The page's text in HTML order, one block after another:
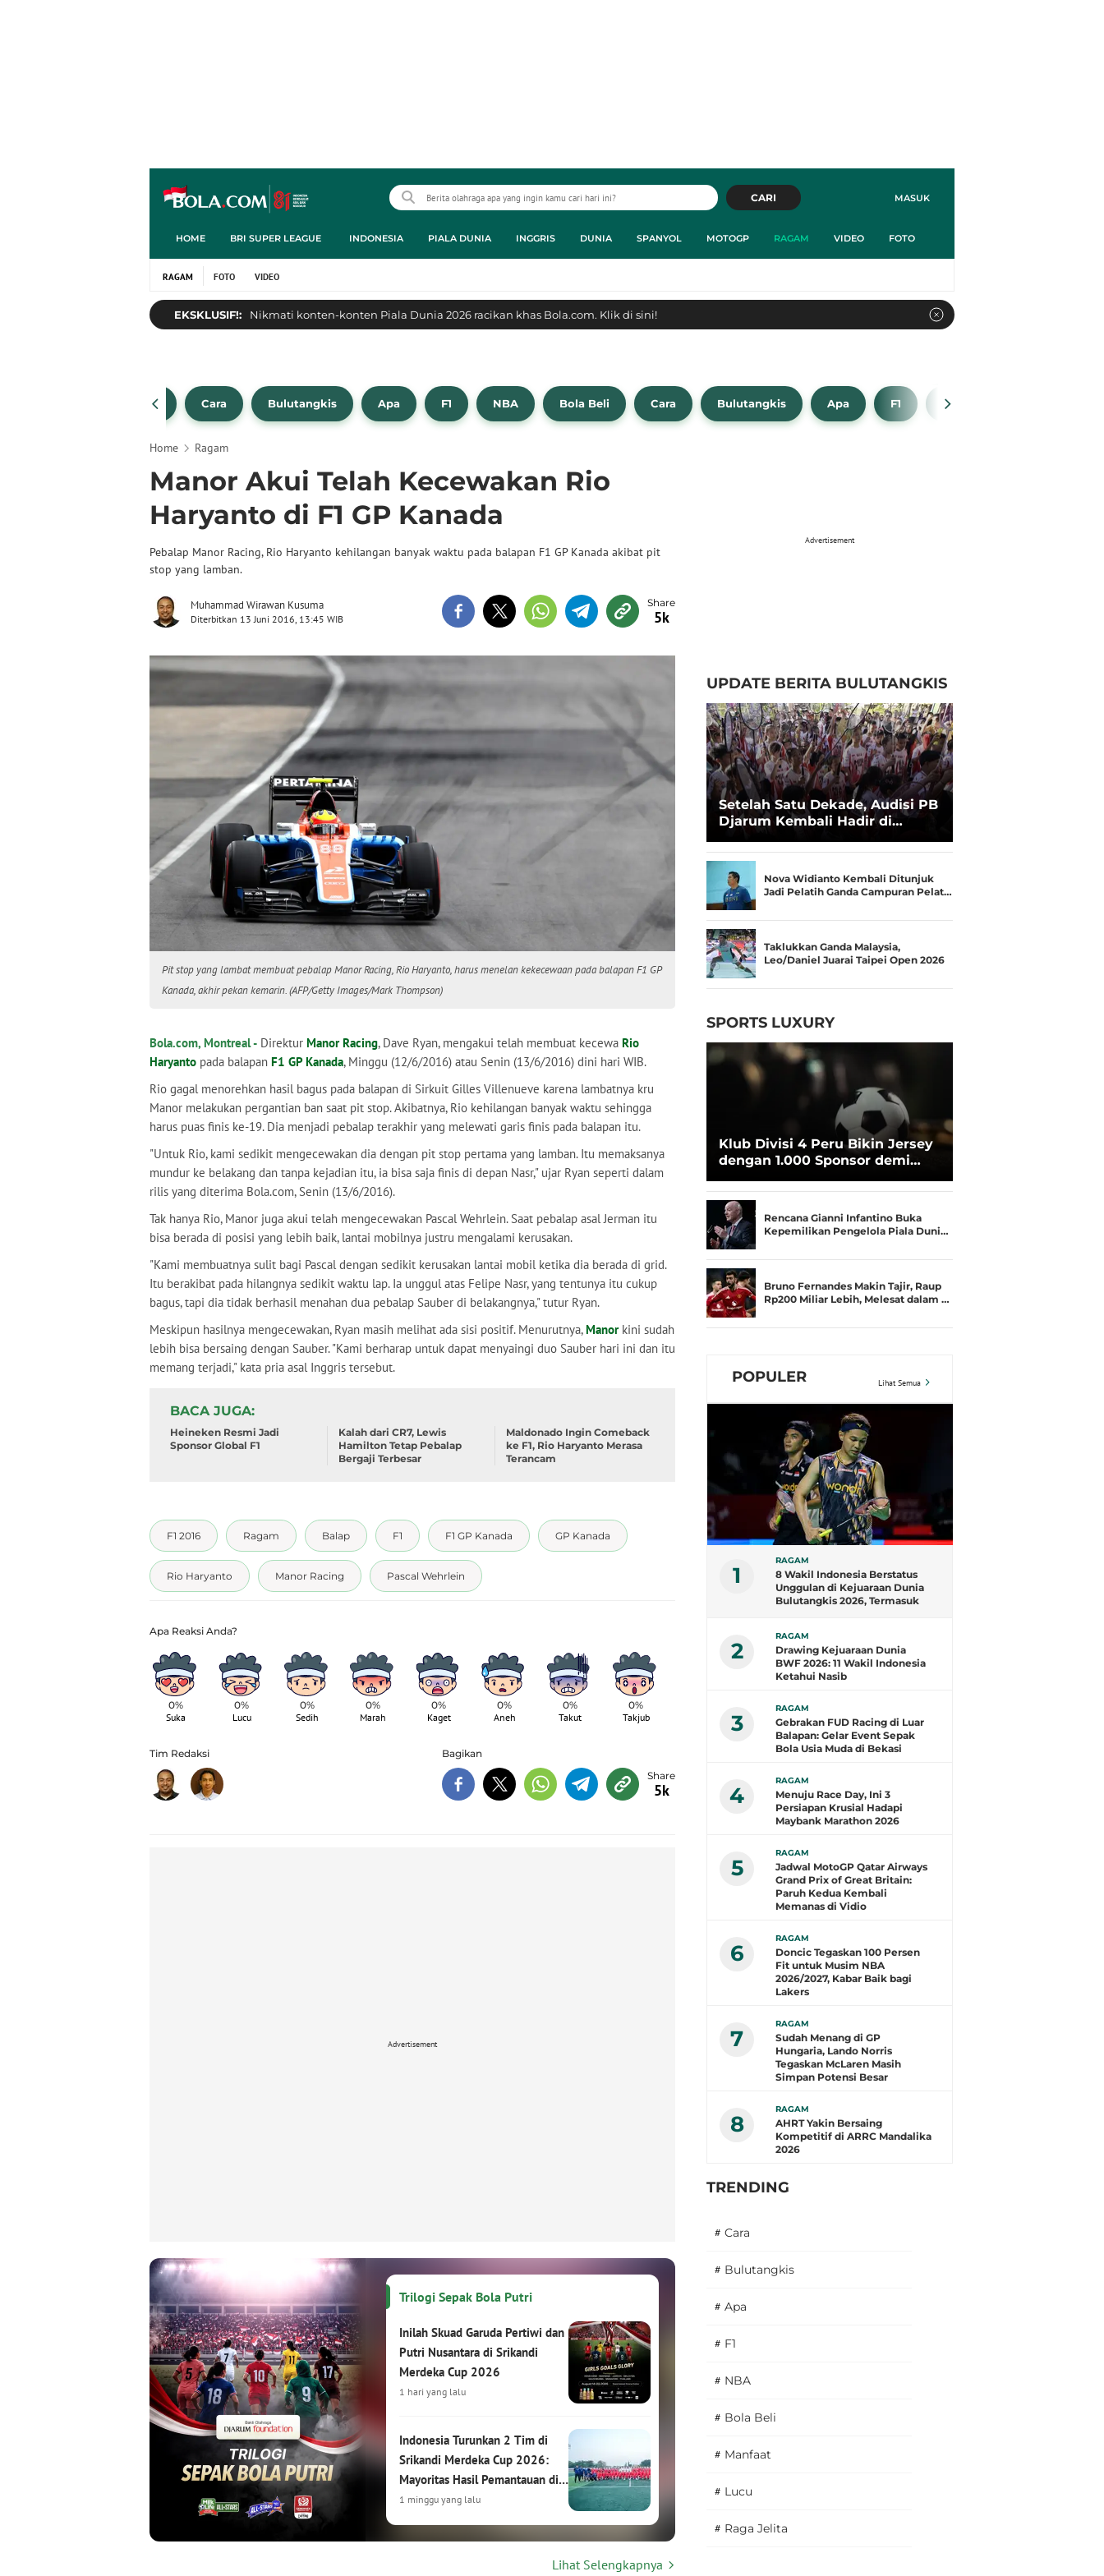
MASUK
CARI
HOME BRI SUPER LEAGUE INDONESIA PIALA DUNIA INGGRIS DUNIA SPANYOL MOTOGP RAGAM VIDEO FOTO
RAGAM FOTO VIDEO
EKSKLUSIF!: Nikmati konten-konten Piala Dunia 2026 racikan khas Bola.com. Klik di sini!
Bola Beli Cara Bulutangkis Apa F1 NBA Bola Beli Cara Bulutangkis Apa F1 NBA
Home Ragam
Manor Akui Telah Kecewakan Rio
Haryanto di F1 GP Kanada
Pebalap Manor Racing, Rio Haryanto kehilangan banyak waktu pada balapan F1 GP Kanada akibat pit
stop yang lamban.
Muhammad Wirawan Kusuma
Diterbitkan 13 Juni 2016, 13:45 WIB 5k
Pit stop yang lambat membuat pebalap Manor Racing, Rio Haryanto, harus menelan kekecewaan pada balapan F1 GP
Kanada, akhir pekan kemarin. (AFP/Getty Images/Mark Thompson)
Bola.com, Montreal - Direktur Manor Racing, Dave Ryan, mengakui telah membuat kecewa Rio
Haryanto pada balapan F1 GP Kanada, Minggu (12/6/2016) atau Senin (13/6/2016) dini hari WIB.
Rio gagal menorehkan hasil bagus pada balapan di Sirkuit Gilles Villenueve karena lambatnya kru
Manor melakukan pergantian ban saat pit stop. Akibatnya, Rio kehilangan banyak waktu sehingga
harus puas finis ke-19. Dia menjadi pebalap terakhir yang melewati garis finis pada balapan itu.
"Untuk Rio, kami sedikit mengecewakan dia dengan pit stop pertama yang lamban. Itu memaksanya
mundur ke belakang dan tanpa kejadian itu, ia bisa saja finis di depan Nasr," ujar Ryan seperti dalam
rilis yang diterima Bola.com, Senin (13/6/2016).
Tak hanya Rio, Manor juga akui telah mengecewakan Pascal Wehrlein. Saat pebalap asal Jerman itu
bisa berada di posisi yang lebih baik, lantai mobilnya justru mengalami kerusakan.
"Kami membuatnya sulit bagi Pascal dengan sedikit kerusakan lantai mobil ketika dia berada di grid.
Itu berakibat pada hilangnya sedikit waktu lap. Ia unggul atas Felipe Nasr, yang tentunya itu cukup
bagus, tapi dia tidak berhasil menahan dua pebalap Sauber di belakangnya," tutur Ryan.
Meskipun hasilnya mengecewakan, Ryan masih melihat ada sisi positif. Menurutnya,Manorkini sudah
lebih bisa bersaing dengan Sauber. "Kami berharap untuk dapat menyaingi duo Sauber hari ini dan itu
memang terjadi," kata pria asal Inggris tersebut.
BACA JUGA
Heineken Resmi Jadi
Sponsor Global F1
Kalah dari CR7, Lewis
Hamilton Tetap Pebalap
Bergaji Terbesar
Maldonado Ingin Comeback
ke F1, Rio Haryanto Merasa
Terancam
F1 2016 Ragam Balap F1 F1 GP Kanada GP Kanada
Rio Haryanto Manor Racing Pascal Wehrlein
0%
Suka
0%
Lucu
0%
Sedih
0%
Marah
0%
Kaget
0%
Aneh
0%
Takut
0%
Takjub
Tim Redaksi Bagikan
5k
Advertisement
Trilogi Sepak Bola Putri
Inilah Skuad Garuda Pertiwi dan
Putri Nusantara di Srikandi
Merdeka Cup 2026
1 hari yang lalu
Indonesia Turunkan 2 Tim di
Srikandi Merdeka Cup 2026:
Mayoritas Hasil Pemantauan di
HYDROPLUS Soccer League
1 minggu yang lalu
Lihat Selengkapnya
Advertisement
UPDATE BERITA BULUTANGKIS
Setelah Satu Dekade, Audisi PB
Djarum Kembali Hadir di
Talenta Super
Nova Widianto Kembali Ditunjuk
Jadi Pelatih Ganda Campuran Pelat…
Taklukkan Ganda Malaysia,
Leo/Daniel Juarai Taipei Open 2026
SPORTS LUXURY
Klub Divisi 4 Peru Bikin Jersey
dengan 1.000 Sponsor demi
Rencana Gianni Infantino Buka
Kepemilikan Pengelola Piala Duni…
Bruno Fernandes Makin Tajir, Raup
Rp200 Miliar Lebih, Melesat dalam …
POPULER Lihat Semua
1
RAGAM
8 Wakil Indonesia Berstatus
Unggulan di Kejuaraan Dunia
Bulutangkis 2026, Termasuk
2
RAGAM
Drawing Kejuaraan Dunia
BWF 2026: 11 Wakil Indonesia
Ketahui Nasib
3
RAGAM
Gebrakan FUD Racing di Luar
Balapan: Gelar Event Sepak
Bola Usia Muda di Bekasi
4
RAGAM
Menuju Race Day, Ini 3
Persiapan Krusial Hadapi
Maybank Marathon 2026
5
RAGAM
Jadwal MotoGP Qatar Airways
Grand Prix of Great Britain:
Paruh Kedua Kembali
Memanas di Vidio
6
RAGAM
Doncic Tegaskan 100 Persen
Fit untuk Musim NBA
2026/2027, Kabar Baik bagi
Lakers
7
RAGAM
Sudah Menang di GP
Hungaria, Lando Norris
Tegaskan McLaren Masih
Simpan Potensi Besar
8
RAGAM
AHRT Yakin Bersaing
Kompetitif di ARRC Mandalika
2026
TRENDING
# Cara
# Bulutangkis
# Apa
# F1
# NBA
# Bola Beli
# Manfaat
# Lucu
# Raga Jelita